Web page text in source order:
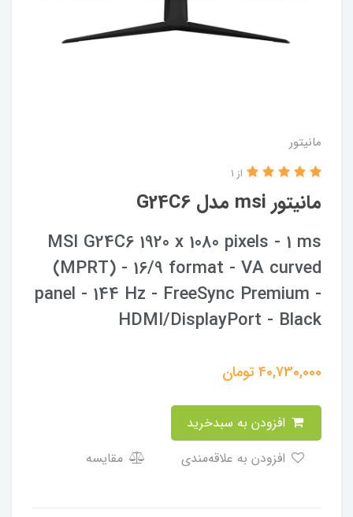
مانیتور
مانیتور msi مدل G24C6
از 1
MSI G24C6 1920 x 1080 pixels - 1 ms
(MPRT) - 16/9 format - VA curved
panel - 144 Hz - FreeSync Premium -
HDMI/DisplayPort - Black
40,730,000تومان
مقایسه